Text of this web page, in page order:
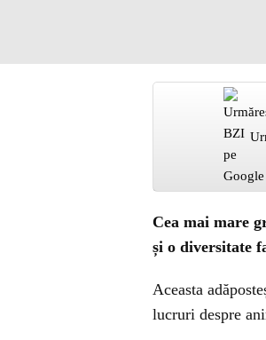
Cea mai mare
și o diversitate
Aceasta
lucruri despre